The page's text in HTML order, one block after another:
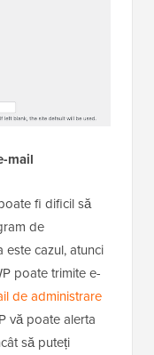
mail
fi dificil să
de
cazul, atunci
poate trimite e-
de administrare
vă poate alerta
să puteți